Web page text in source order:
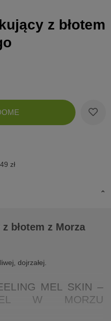
z błotem
Zobacz
koszyk
zł
błotem z Morza
dojrzałej.
MEL SKIN –
W MORZU